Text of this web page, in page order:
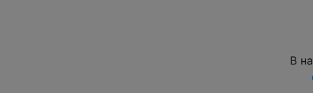
В